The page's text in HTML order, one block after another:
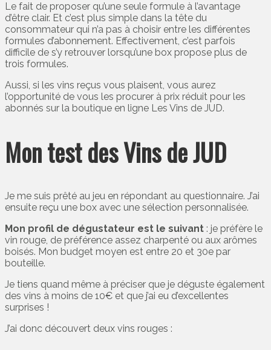
Le fait de proposer qu’une seule formule à l’avantage
d’être clair. Et c’est plus simple dans la tête du
consommateur qui n’a pas à choisir entre les différentes
formules d’abonnement. Effectivement, c’est parfois
difficile de s’y retrouver lorsqu’une box propose plus de
trois formules.
Aussi, si les vins reçus vous plaisent, vous aurez
l’opportunité de vous les procurer à prix réduit pour les
abonnés sur la boutique en ligne Les Vins de JUD.
Mon test des Vins de JUD
Je me suis prêté au jeu en répondant au questionnaire. J’ai
ensuite reçu une box avec une sélection personnalisée.
Mon profil de dégustateur est le suivant : je préfère le
vin rouge, de préférence assez charpenté ou aux arômes
boisés. Mon budget moyen est entre 20 et 30e par
bouteille.
Je tiens quand même à préciser que je déguste également
des vins à moins de 10€ et que j’ai eu d’excellentes
surprises !
J’ai donc découvert deux vins rouges :